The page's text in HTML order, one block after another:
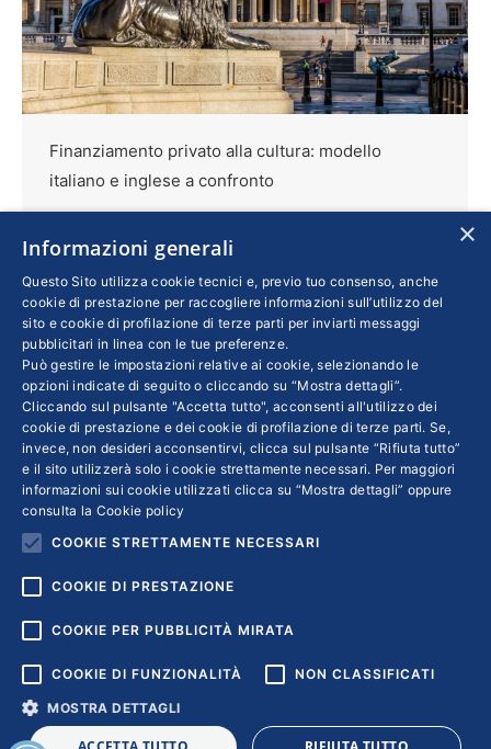
Finanziamento privato alla cultura: modello
italiano e inglese a confronto
8 Marzo 2024
La diminuzione del sostegno economico
statale ha spinto negli anni teatri, musei, e
luoghi di cultura in genere, ad aprirsi alla
filantropia privata. Emergono diversi modelli di
controllo da parte dell’amministrazione
centrale, che in Inghilterra lascia
complessivamente maggiore autonomia. Ciò
dipende dalle differenze nel quadro giuridico,
ma anche dalla tradizione politico-culturale del
paese
Copyright © 2018 | Confindustria Servizi S.p.a. Partita iva
×
Informazioni generali
Questo Sito utilizza cookie tecnici e, previo tuo consenso, anche
cookie di prestazione per raccogliere informazioni sull’utilizzo del
sito e cookie di profilazione di terze parti per inviarti messaggi
pubblicitari in linea con le tue preferenze.
Può gestire le impostazioni relative ai cookie, selezionando le
opzioni indicate di seguito o cliccando su “Mostra dettagli”.
Cliccando sul pulsante "Accetta tutto", acconsenti all'utilizzo dei
cookie di prestazione e dei cookie di profilazione di terze parti. Se,
invece, non desideri acconsentirvi, clicca sul pulsante “Rifiuta tutto”
e il sito utilizzerà solo i cookie strettamente necessari. Per maggiori
informazioni sui cookie utilizzati clicca su “Mostra dettagli” oppure
consulta la Cookie policy
COOKIE STRETTAMENTE NECESSARI
COOKIE DI PRESTAZIONE
COOKIE PER PUBBLICITÀ MIRATA
COOKIE DI FUNZIONALITÀ NON CLASSIFICATI
MOSTRA DETTAGLI